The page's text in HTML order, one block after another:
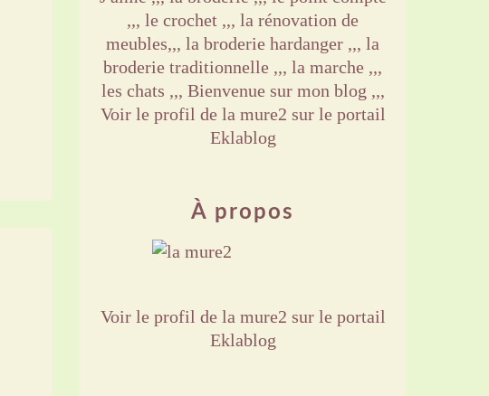
,,, le crochet ,,, la rénovation de
meubles,,, la broderie hardanger ,,, la
broderie traditionnelle ,,, la marche ,,,
les chats ,,, Bienvenue sur mon blog ,,,
Voir le profil de la mure2 sur le portail
Eklablog
À propos
Voir le profil de la mure2 sur le portail
Eklablog